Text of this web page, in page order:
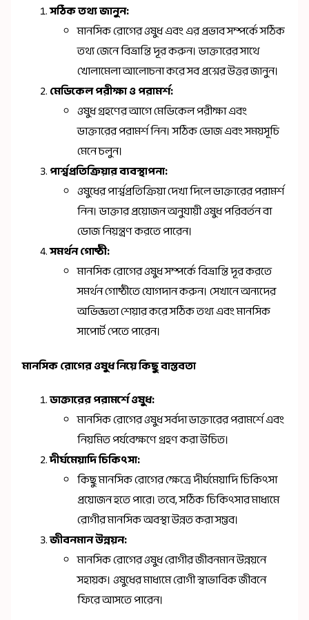
সঠিক তথ্য জানুন:
মানসিক রোগের ওষুধ এবং এর প্রভাব সম্পর্কে সঠিক
তথ্য জেনে বিভ্রান্তি দূর করুন। ডাক্তারের সাথে
খোলামেলা আলোচনা করে সব প্রশ্নের উত্তর জানুন।
মেডিকেল পরীক্ষা ও পরামর্শ:
ওষুধ গ্রহণের আগে মেডিকেল পরীক্ষা এবং
ডাক্তারের পরামর্শ নিন। সঠিক ডোজ এবং সময়সূচি
মেনে চলুন।
পার্শ্বপ্রতিক্রিয়ার ব্যবস্থাপনা:
ওষুধের পার্শ্বপ্রতিক্রিয়া দেখা দিলে ডাক্তারের পরামর্শ
নিন। ডাক্তার প্রয়োজন অনুযায়ী ওষুধ পরিবর্তন বা
ডোজ নিয়ন্ত্রণ করতে পারেন।
সমর্থন গোষ্ঠী:
মানসিক রোগের ওষুধ সম্পর্কে বিভ্রান্তি দূর করতে
সমর্থন গোষ্ঠীতে যোগদান করুন। সেখানে অন্যদের
অভিজ্ঞতা শেয়ার করে সঠিক তথ্য এবং মানসিক
সাপোর্ট পেতে পারেন।
মানসিক রোগের ওষুধ নিয়ে কিছু বাস্তবতা
ডাক্তারের পরামর্শে ওষুধ:
মানসিক রোগের ওষুধ সর্বদা ডাক্তারের পরামর্শে এবং
নিয়মিত পর্যবেক্ষণে গ্রহণ করা উচিত।
দীর্ঘমেয়াদি চিকিৎসা:
কিছু মানসিক রোগের ক্ষেত্রে দীর্ঘমেয়াদি চিকিৎসা
প্রয়োজন হতে পারে। তবে, সঠিক চিকিৎসার মাধ্যমে
রোগীর মানসিক অবস্থা উন্নত করা সম্ভব।
জীবনমান উন্নয়ন:
মানসিক রোগের ওষুধ রোগীর জীবনমান উন্নয়নে
সহায়ক। ওষুধের মাধ্যমে রোগী স্বাভাবিক জীবনে
ফিরে আসতে পারেন।